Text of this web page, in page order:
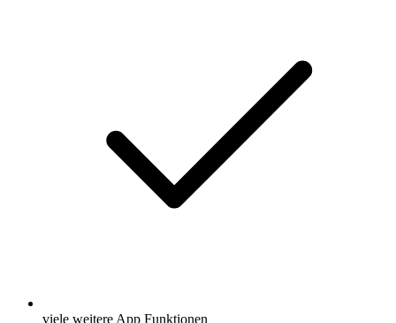
viele weitere App Funktionen